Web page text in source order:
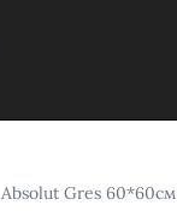
Absolut Gres 60*60см